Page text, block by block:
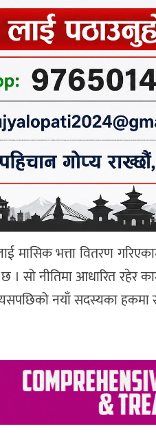
मासिक भत्ता वितरण
छ । सो नीतिमा आधारित
नयाँ सदस्यका